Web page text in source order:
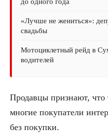
«Лучше не жениться»:
свадьбы
Мотоциклетный рейд в
водителей
Продавцы признают, что
многие покупатели
без покупки.